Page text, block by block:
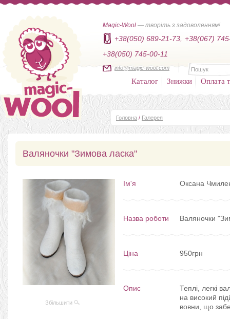
Magic-Wool — творіть з задоволенням!
+38(050) 689-21-73,
+38(067)
+38(050) 745-00-11
info@magic-wool.com
Каталог Знижки Оплата
Головна / Галерея
Валяночки "Зимова ласка"
Збільшити
Ім'я Оксана
Назва роботи Валяночки
Ціна 950грн
Опис
Теплі, легкі
на високий
вовни, що